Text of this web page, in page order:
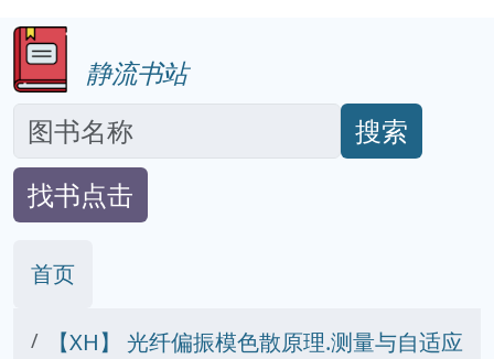
静流书站
搜索
找书点击
首页
【XH】 光纤偏振模色散原理.测量与自适应